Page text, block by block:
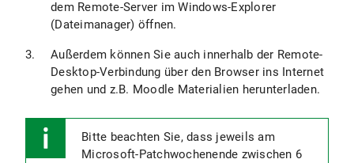
dem Remote-Server im Windows-Explorer
(Dateimanager) öffnen.
Außerdem können Sie auch innerhalb der Remote-
Desktop-Verbindung über den Browser ins Internet
gehen und z.B. Moodle Materialien herunterladen.
Bitte beachten Sie, dass jeweils am
Microsoft-Patchwochenende zwischen 6